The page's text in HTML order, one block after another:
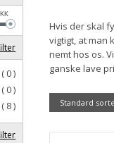
( 0 )
( 0 )
( 8 )
Hvis der skal
vigtigt, at man
nemt hos os.
ganske lave
Standard